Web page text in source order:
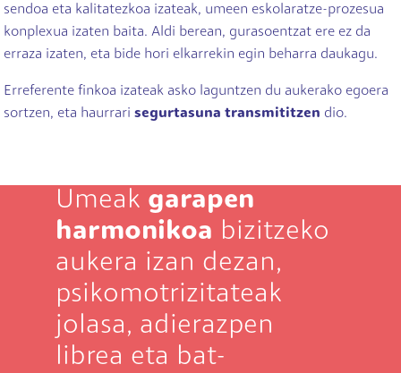
sendoa eta kalitatezkoa izateak, umeen eskolaratze-prozesua
konplexua izaten baita. Aldi berean, gurasoentzat ere ez da
erraza izaten, eta bide hori elkarrekin egin beharra daukagu.
Erreferente finkoa izateak asko laguntzen du aukerako egoera
sortzen, eta haurrari segurtasuna transmititzen dio.
Umeak garapen
harmonikoa bizitzeko
aukera izan dezan,
psikomotrizitateak
jolasa, adierazpen
librea eta bat-